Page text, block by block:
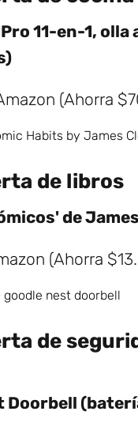
11-en-1, olla
(Ahorra
de libros
de
(Ahorra
de
Doorbell